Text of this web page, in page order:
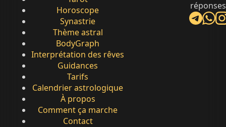
Horoscope
Synastrie
Thème astral
BodyGraph
Interprétation des rêves
Guidances
Tarifs
Calendrier astrologique
À propos
Comment ça marche
Contact